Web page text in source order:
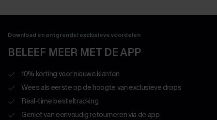
Download en ontgrendel exclusieve voordelen
BELEEF MEER MET DE APP
10% korting voor nieuwe klanten
Wees als eerste op de hoogte van exclusieve drops
Real-time besteltracking
Geniet van eenvoudig retourneren via de app